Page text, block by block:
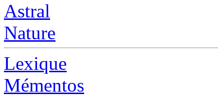
Astral
Nature
Lexique
Mémentos